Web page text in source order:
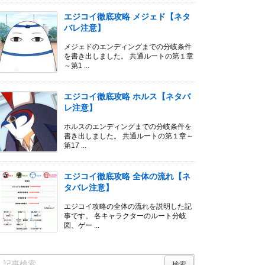
エジコイ徹底攻略 メジェド【ネタ
バレ注意】
メジェドのエンディングまでの分岐条件
を書き出しました。 共通ルートの第１章
～第1 ...
エジコイ徹底攻略 ホルス【ネタバ
レ注意】
ホルスのエンディングまでの分岐条件を
書き出しました。 共通ルートの第１章～
第17 ...
エジコイ徹底攻略 全体の流れ【ネ
タバレ注意】
エジコイ攻略の全体の流れを説明した記
事です。 各キャラクターのルート分岐
図、ゲー ...